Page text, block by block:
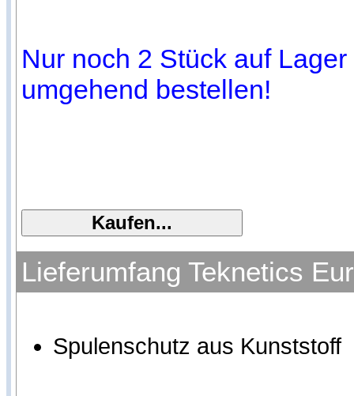
Nur noch 2 Stück auf
umgehend bestellen!
Lieferumfang Teknetics
Spulenschutz aus Kunststoff